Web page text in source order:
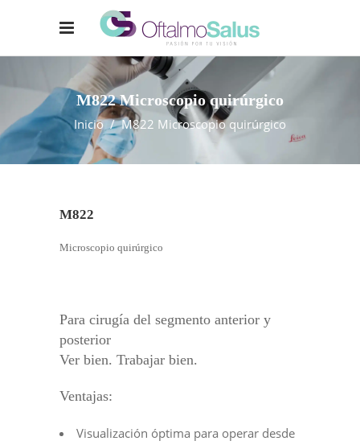
M822 Microscopio quirúrgico
Inicio/M822 Microscopio quirúrgico
M822
Microscopio quirúrgico
Para cirugía del segmento anterior y
posterior
Ver bien. Trabajar bien.
Ventajas:
Visualización óptima para operar desde